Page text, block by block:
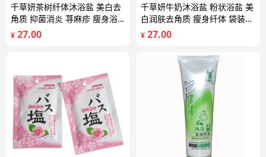
千草妍茶树纤体沐浴盐 美白去
角质 抑菌消炎 荨麻疹 瘦身浴
盐袋装25g
¥ 27.00
千草妍牛奶沐浴盐 粉状浴盐 美
白润肤去角质 瘦身纤体 袋装浴
盐25g
¥ 27.00